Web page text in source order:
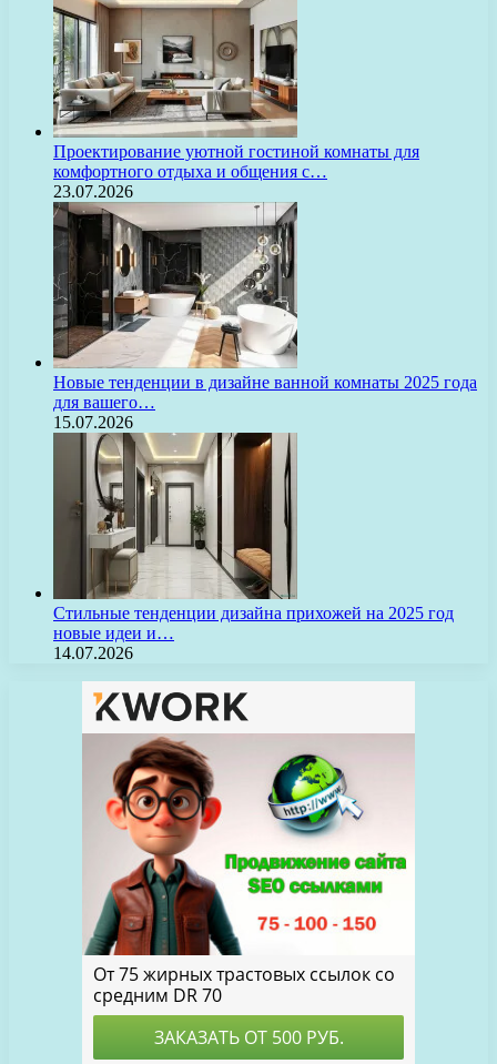
Проектирование уютной гостиной комнаты для
комфортного отдыха и общения с…
23.07.2026
Новые тенденции в дизайне ванной комнаты 2025 года
для вашего…
15.07.2026
Стильные тенденции дизайна прихожей на 2025 год
новые идеи и…
14.07.2026